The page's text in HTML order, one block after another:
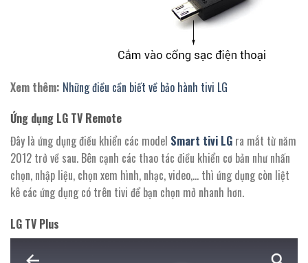
Xem thêm: Những điều cần biết về bảo hành tivi LG
Ứng dụng LG TV Remote
Đây là ứng dụng điều khiển các model Smart tivi LG ra mắt từ năm
2012 trở về sau. Bên cạnh các thao tác điều khiển cơ bản như nhấn
chọn, nhập liệu, chọn xem hình, nhạc, video,… thì ứng dụng còn liệt
kê các ứng dụng có trên tivi để bạn chọn mở nhanh hơn.
LG TV Plus